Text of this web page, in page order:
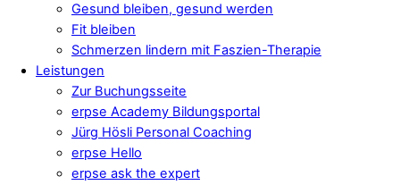
Gesund bleiben, gesund werden
Fit bleiben
Schmerzen lindern mit Faszien-Therapie
Leistungen
Zur Buchungsseite
erpse Academy Bildungsportal
Jürg Hösli Personal Coaching
erpse Hello
erpse ask the expert